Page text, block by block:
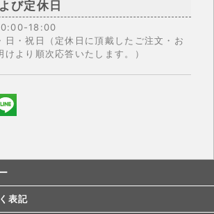
び定休日
18:00
日・祝日（定休日に頂戴したご注文・お
けより順次応答いたします。）
表記